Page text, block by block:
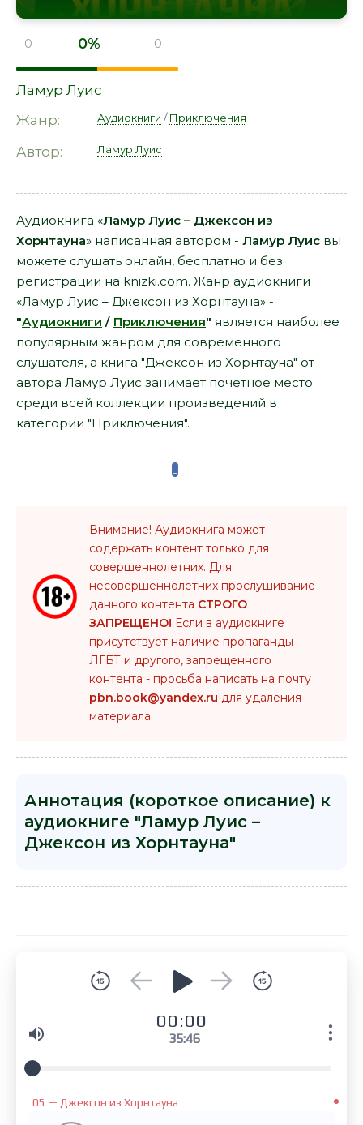
0 0% 0
Ламур Луис
Жанр:
Аудиокниги /Приключения
Автор: Ламур Луис
Аудиокнига «Ламур Луис – Джексон из
Хорнтауна» написанная автором - Ламур Луис вы
можете слушать онлайн, бесплатно и без
регистрации на knizki.com. Жанр аудиокниги
«Ламур Луис – Джексон из Хорнтауна» -
"Аудиокниги / Приключения" является наиболее
популярным жанром для современного
слушателя, а книга "Джексон из Хорнтауна" от
автора Ламур Луис занимает почетное место
среди всей коллекции произведений в
категории "Приключения".
Внимание! Аудиокнига может
содержать контент только для
совершеннолетних. Для
несовершеннолетних прослушивание
данного контента СТРОГО
ЗАПРЕЩЕНО! Если в аудиокниге
присутствует наличие пропаганды
ЛГБТ и другого, запрещенного
контента - просьба написать на почту
pbn.book@yandex.ru для удаления
материала
Аннотация (короткое описание) к
аудиокниге "Ламур Луис –
Джексон из Хорнтауна"
00:00
35:46
05 — Джексон из Хорнтауна